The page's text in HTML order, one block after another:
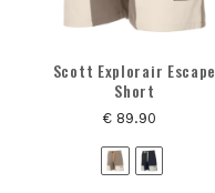
Scott Explorair Escape
Short
€ 89.90